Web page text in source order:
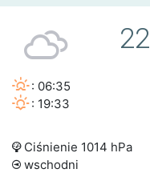
22
: 06:35
: 19:33
Ciśnienie 1014 hPa
wschodni